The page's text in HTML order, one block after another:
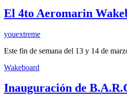
El 4to Aeromarin
youextreme
Este fin de semana del 13 y 14 de
Wakeboard
Inauguración de